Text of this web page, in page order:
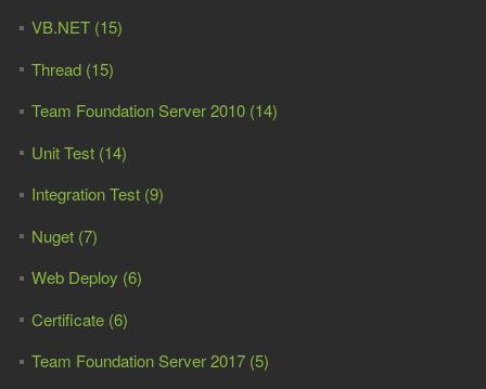
VB.NET (15)
Thread (15)
Team Foundation Server 2010 (14)
Unit Test (14)
Integration Test (9)
Nuget (7)
Web Deploy (6)
Certificate (6)
Team Foundation Server 2017 (5)